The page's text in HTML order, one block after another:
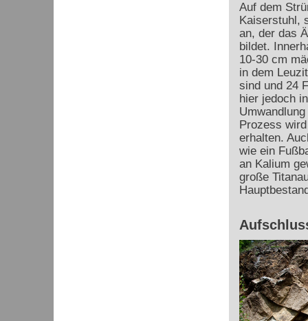
Auf dem
Kaiserstuhl,
an, der das
bildet.
10-30 cm
in dem
sind und 24
hier jedoch
Prozess
erhalten.
wie ein
an Kalium
große